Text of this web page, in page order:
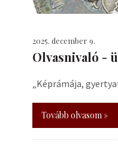
2025. december 9.
Olvasnivaló -
„Képrámája,
Tovább olvasom »